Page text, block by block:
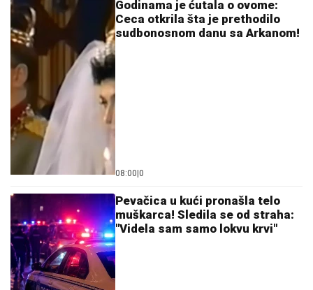
Zbog veze sa 15 godina mlađom bio
na stubu srama, a sada živi život iz
snova: Kupio stan u Dubaiju i baškari
se u luksuzu
MREŽE GORE!
podelio fotku Teodore Delić, Bebica na
aparatima nakon ovog poteza
(FOTO) SEKA ALEKSIĆ OBJAVILA PREDIVNE VESTI
Ne može da sakrije sreću: Zvala je devojčica koju je